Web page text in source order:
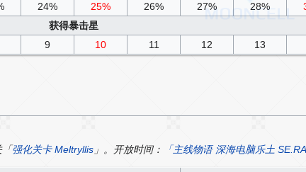
24% 25% 26% 27% 28%
获得暴击星
9 10 11 12 13
「强化关卡 Meltryllis 」。开放时间： 「主线物语 深海电脑乐土